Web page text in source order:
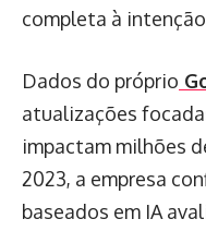
completa à
Dados do próprio
atualizações
impactam milhões
2023, a empresa
baseados em IA